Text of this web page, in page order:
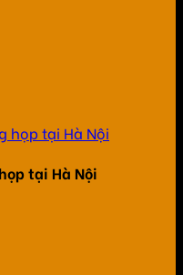
tại Hà Nội